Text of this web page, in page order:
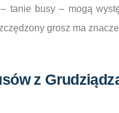
tanie busy – mogą
grosz ma
z